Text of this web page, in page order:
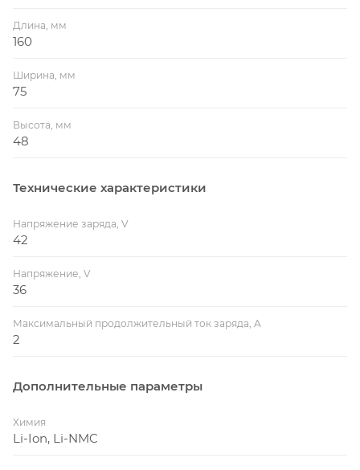
Длина, мм
160
Ширина, мм
75
Высота, мм
48
Технические характеристики
Напряжение заряда, V
42
Напряжение, V
36
Максимальный продолжительный ток заряда, A
2
Дополнительные параметры
Химия
Li-Ion, Li-NMC